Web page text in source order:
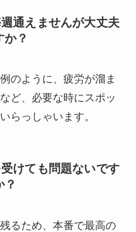
通えませんが大丈夫
か？
のように、疲労が溜ま
ど、必要な時にスポッ
らっしゃいます。
けても問題ないです
？
るため、本番で最高の